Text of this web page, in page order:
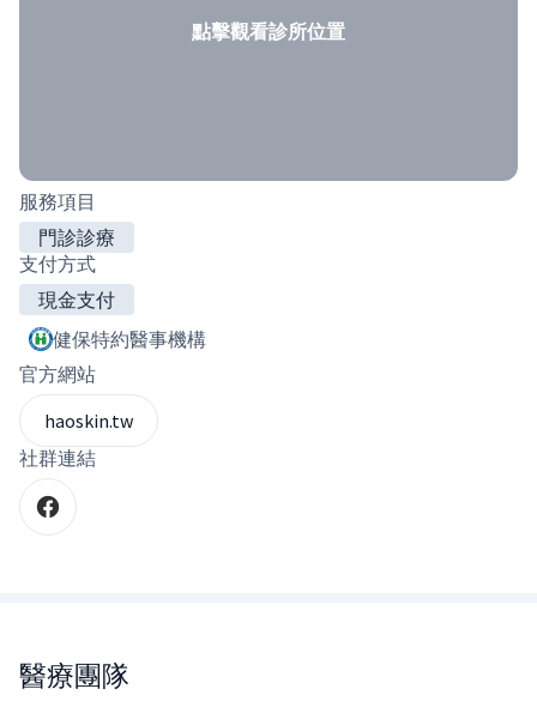
點擊觀看診所位置
服務項目
門診診療
支付方式
現金支付
健保特約醫事機構
官方網站
haoskin.tw
社群連結
醫療團隊